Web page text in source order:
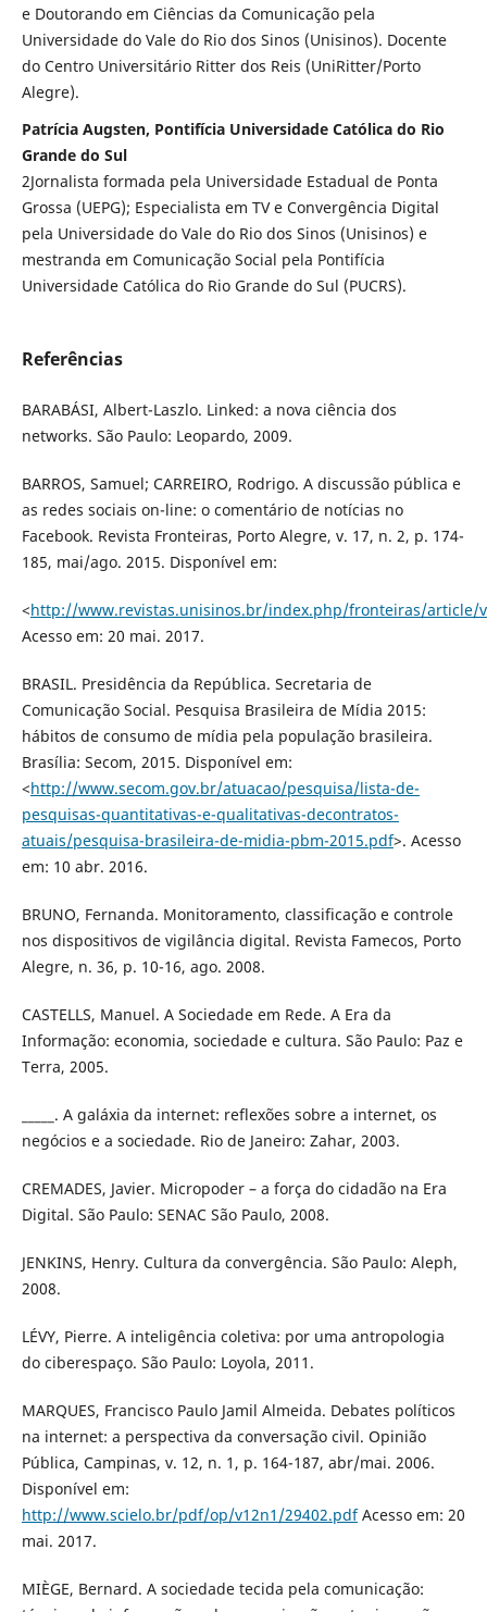
e Doutorando em Ciências da Comunicação pela
Universidade do Vale do Rio dos Sinos (Unisinos). Docente
do Centro Universitário Ritter dos Reis (UniRitter/Porto
Alegre).
Patrícia Augsten, Pontifícia Universidade Católica do Rio
Grande do Sul
2Jornalista formada pela Universidade Estadual de Ponta
Grossa (UEPG); Especialista em TV e Convergência Digital
pela Universidade do Vale do Rio dos Sinos (Unisinos) e
mestranda em Comunicação Social pela Pontifícia
Universidade Católica do Rio Grande do Sul (PUCRS).
Referências
BARABÁSI, Albert-Laszlo. Linked: a nova ciência dos
networks. São Paulo: Leopardo, 2009.
BARROS, Samuel; CARREIRO, Rodrigo. A discussão pública e
as redes sociais on-line: o comentário de notícias no
Facebook. Revista Fronteiras, Porto Alegre, v. 17, n. 2, p. 174-
185, mai/ago. 2015. Disponível em:
<http://www.revistas.unisinos.br/index.php/fronteiras/article/
Acesso em: 20 mai. 2017.
BRASIL. Presidência da República. Secretaria de
Comunicação Social. Pesquisa Brasileira de Mídia 2015:
hábitos de consumo de mídia pela população brasileira.
Brasília: Secom, 2015. Disponível em:
<http://www.secom.gov.br/atuacao/pesquisa/lista-de-
pesquisas-quantitativas-e-qualitativas-decontratos-
atuais/pesquisa-brasileira-de-midia-pbm-2015.pdf>. Acesso
em: 10 abr. 2016.
BRUNO, Fernanda. Monitoramento, classificação e controle
nos dispositivos de vigilância digital. Revista Famecos, Porto
Alegre, n. 36, p. 10-16, ago. 2008.
CASTELLS, Manuel. A Sociedade em Rede. A Era da
Informação: economia, sociedade e cultura. São Paulo: Paz e
Terra, 2005.
_____. A galáxia da internet: reflexões sobre a internet, os
negócios e a sociedade. Rio de Janeiro: Zahar, 2003.
CREMADES, Javier. Micropoder – a força do cidadão na Era
Digital. São Paulo: SENAC São Paulo, 2008.
JENKINS, Henry. Cultura da convergência. São Paulo: Aleph,
2008.
LÉVY, Pierre. A inteligência coletiva: por uma antropologia
do ciberespaço. São Paulo: Loyola, 2011.
MARQUES, Francisco Paulo Jamil Almeida. Debates políticos
na internet: a perspectiva da conversação civil. Opinião
Pública, Campinas, v. 12, n. 1, p. 164-187, abr/mai. 2006.
Disponível em:
http://www.scielo.br/pdf/op/v12n1/29402.pdfAcesso em: 20
mai. 2017.
MIÈGE, Bernard. A sociedade tecida pela comunicação: